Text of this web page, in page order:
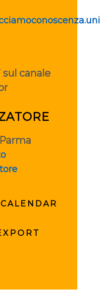
sul canale